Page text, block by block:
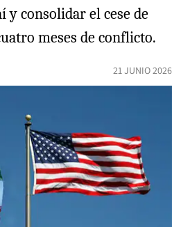
consolidar el cese de
meses de conflicto.
21 JUNIO 2026